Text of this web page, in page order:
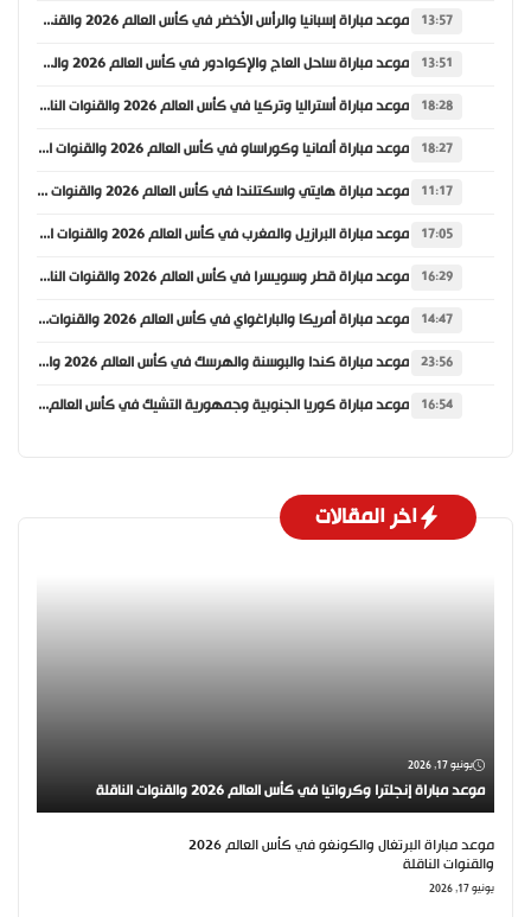
13:57 موعد مباراة إسبانيا والرأس الأخضر في كأس العالم 2026 والقنوات الناقلة
13:51 موعد مباراة ساحل العاج والإكوادور في كأس العالم 2026 والقنوات الناقلة
18:28 موعد مباراة أستراليا وتركيا في كأس العالم 2026 والقنوات الناقلة
18:27 موعد مباراة ألمانيا وكوراساو في كأس العالم 2026 والقنوات الناقلة
11:17 موعد مباراة هايتي واسكتلندا في كأس العالم 2026 والقنوات الناقلة
17:05 موعد مباراة البرازيل والمغرب في كأس العالم 2026 والقنوات الناقلة
16:29 موعد مباراة قطر وسويسرا في كأس العالم 2026 والقنوات الناقلة
14:47 موعد مباراة أمريكا والباراغواي في كأس العالم 2026 والقنوات الناقلة
23:56 موعد مباراة كندا والبوسنة والهرسك في كأس العالم 2026 والقنوات الناقلة
16:54 موعد مباراة كوريا الجنوبية وجمهورية التشيك في كأس العالم 2026 والقنوات الناقلة
اخر المقالات
يونيو 17, 2026
موعد مباراة إنجلترا وكرواتيا في كأس العالم 2026 والقنوات الناقلة
موعد مباراة البرتغال والكونغو في كأس العالم 2026
والقنوات الناقلة
يونيو 17, 2026